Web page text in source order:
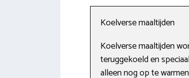
Koelverse maaltijden
Koelverse maaltijden
teruggekoeld en
alleen nog op te